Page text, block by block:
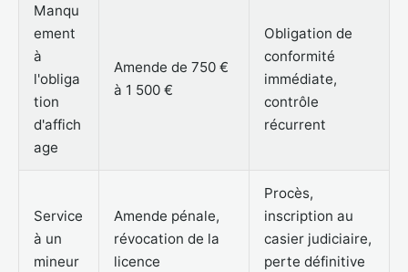
Manqu
ement
à
l'obliga
tion
d'affich
age
Amende de 750 €
à 1 500 €
Obligation de
conformité
immédiate,
contrôle
récurrent
Service
à un
mineur
Amende pénale,
révocation de la
licence
Procès,
inscription au
casier judiciaire,
perte définitive